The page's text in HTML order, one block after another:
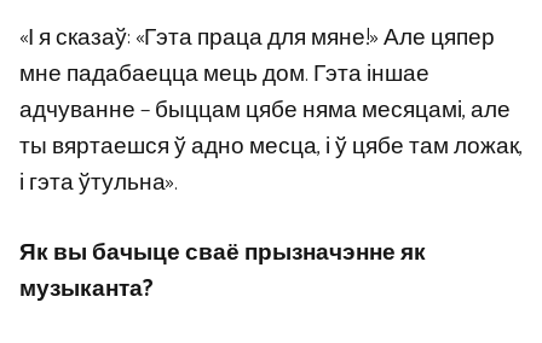
«І я сказаў: «Гэта праца для мяне!» Але цяпер
мне падабаецца мець дом. Гэта іншае
адчуванне – быццам цябе няма месяцамі, але
ты вяртаешся ў адно месца, і ў цябе там ложак,
і гэта ўтульна».
Як вы бачыце сваё прызначэнне як
музыканта?